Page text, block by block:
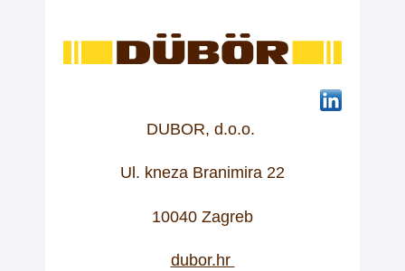
DUBOR, d.o.o.
Ul. kneza Branimira 22
10040 Zagreb
dubor.hr